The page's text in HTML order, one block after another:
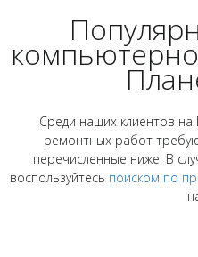
Среди наших клиентов
ремонтных работ
перечисленные ниже. В
воспользуйтесь поиском по